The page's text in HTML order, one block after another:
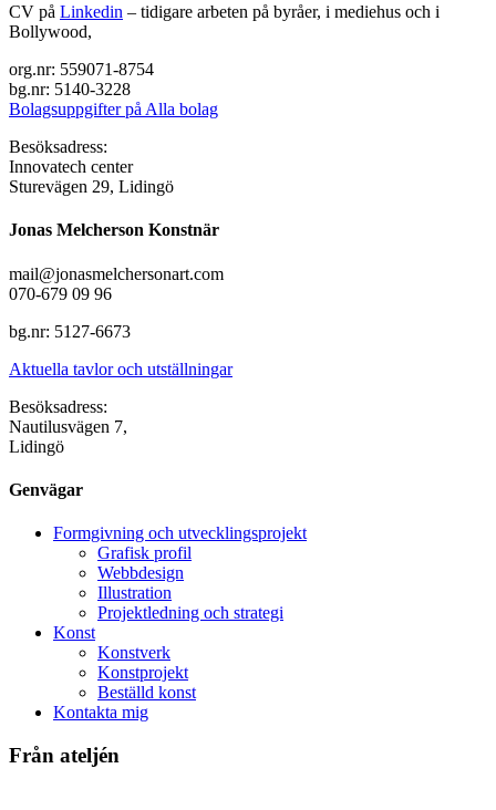
CV på Linkedin – tidigare arbeten på byråer, i mediehus och i
Bollywood,
org.nr: 559071-8754
bg.nr: 5140-3228
Bolagsuppgifter på Alla bolag
Besöksadress:
Innovatech center
Sturevägen 29, Lidingö
Jonas Melcherson Konstnär
mail@jonasmelchersonart.com
070-679 09 96
bg.nr: 5127-6673
Aktuella tavlor och utställningar
Besöksadress:
Nautilusvägen 7,
Lidingö
Genvägar
Formgivning och utvecklingsprojekt
Grafisk profil
Webbdesign
Illustration
Projektledning och strategi
Konst
Konstverk
Konstprojekt
Beställd konst
Kontakta mig
Från ateljén